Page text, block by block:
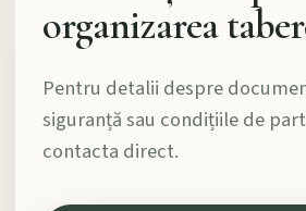
organizarea
Pentru detalii despre
siguranță sau condițiile de
contacta direct.